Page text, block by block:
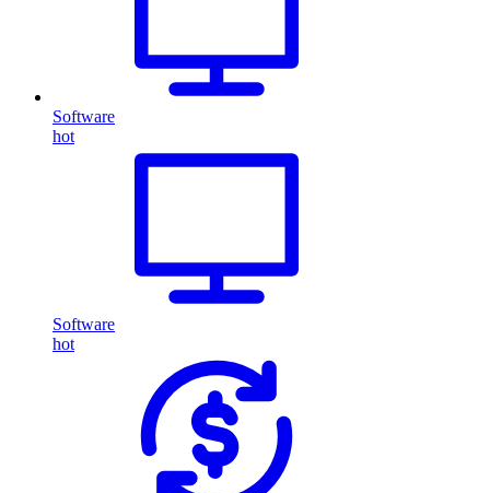
Software
hot
Software
hot